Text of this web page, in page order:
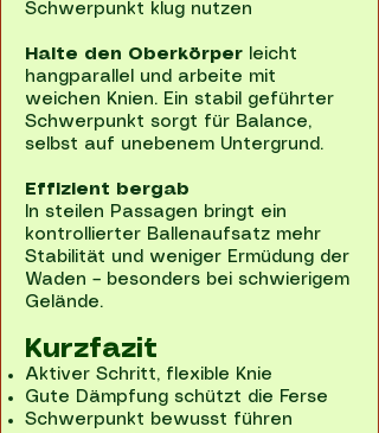
Schwerpunkt klug nutzen
Halte den Oberkörper leicht
hangparallel und arbeite mit
weichen Knien. Ein stabil geführter
Schwerpunkt sorgt für Balance,
selbst auf unebenem Untergrund.
Effizient bergab
In steilen Passagen bringt ein
kontrollierter Ballenaufsatz mehr
Stabilität und weniger Ermüdung der
Waden – besonders bei schwierigem
Gelände.
Kurzfazit
Aktiver Schritt, flexible Knie
Gute Dämpfung schützt die Ferse
Schwerpunkt bewusst führen